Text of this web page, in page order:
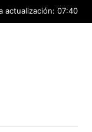
actualización: 07:40